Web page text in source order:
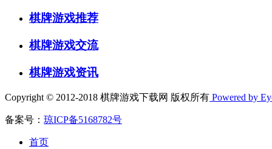
棋牌游戏推荐
棋牌游戏交流
棋牌游戏资讯
Copyright © 2012-2018 棋牌游戏下载网 版权所有 Powered by
备案号： 琼ICP备5168782号
首页